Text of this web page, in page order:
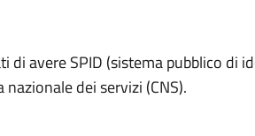
di avere SPID (sistema pubblico di
dei servizi (CNS).